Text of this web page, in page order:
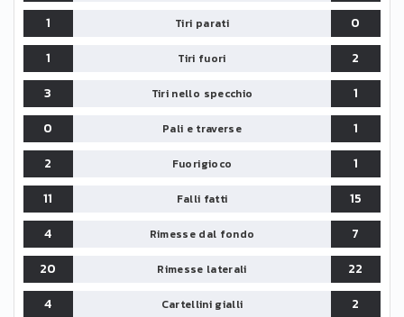
1 Tiri parati
0
1
Tiri fuori
2
3
Tiri nello specchio
1
0
Pali e traverse
1
2
Fuorigioco
1
11
Falli fatti
15
4
Rimesse dal fondo
7
20
Rimesse laterali
22
4
Cartellini gialli
2